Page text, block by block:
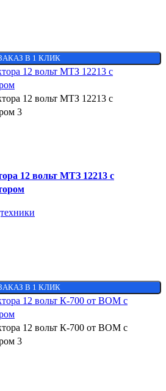
В 1 КЛИК
12 вольт МТЗ 12213 с
В 1 КЛИК